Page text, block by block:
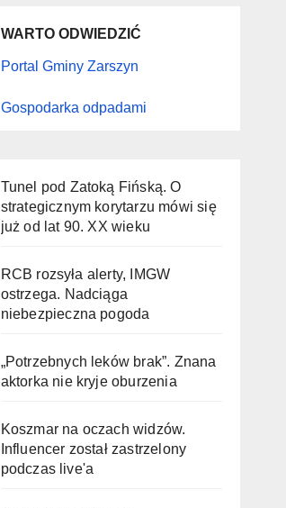
WARTO ODWIEDZIĆ
Portal Gminy Zarszyn
Gospodarka odpadami
Tunel pod Zatoką Fińską. O
strategicznym korytarzu mówi się
już od lat 90. XX wieku
RCB rozsyła alerty, IMGW
ostrzega. Nadciąga
niebezpieczna pogoda
„Potrzebnych leków brak”. Znana
aktorka nie kryje oburzenia
Koszmar na oczach widzów.
Influencer został zastrzelony
podczas live'a